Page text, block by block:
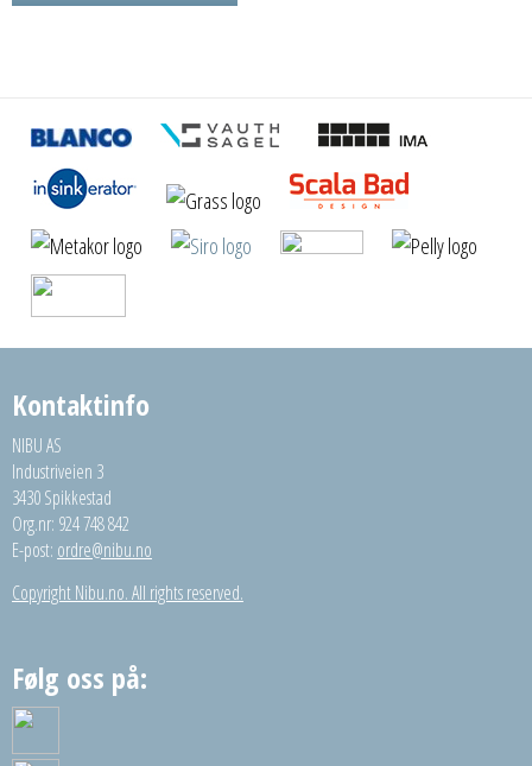
Kontaktinfo
NIBU AS
Industriveien 3
3430 Spikkestad
Org.nr: 924 748 842
E-post: ordre@nibu.no
Copyright Nibu.no. All rights reserved.
Følg oss på: